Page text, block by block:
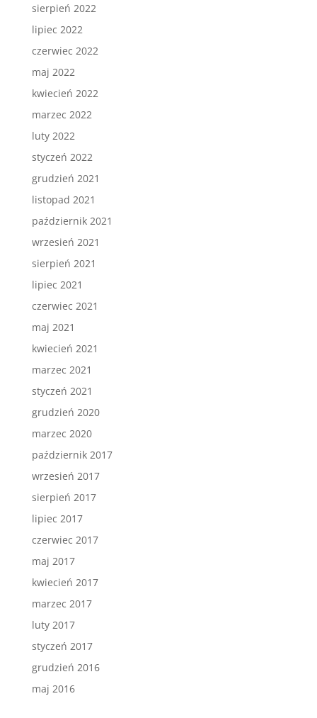
sierpień 2022
lipiec 2022
czerwiec 2022
maj 2022
kwiecień 2022
marzec 2022
luty 2022
styczeń 2022
grudzień 2021
listopad 2021
październik 2021
wrzesień 2021
sierpień 2021
lipiec 2021
czerwiec 2021
maj 2021
kwiecień 2021
marzec 2021
styczeń 2021
grudzień 2020
marzec 2020
październik 2017
wrzesień 2017
sierpień 2017
lipiec 2017
czerwiec 2017
maj 2017
kwiecień 2017
marzec 2017
luty 2017
styczeń 2017
grudzień 2016
maj 2016